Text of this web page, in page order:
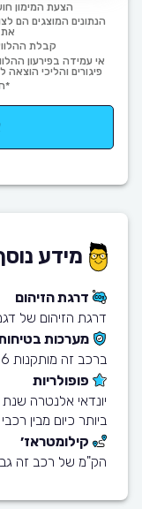
הצעת המימון
הנתונים המוצגים הם
את
קבלת
אי עמידה בפירעון
פיגורים והליכי הוצאה
מידע
דרגת הזיהום
דרגת הזיהום של דגם זה
מערכות
ברכב זה מותקנות 6 מערכות בטיחות מתקדמות
פופולריות
ביותר כיום מבין רכבי 2023 עם 8,433 יחידות על הכביש
קילומטראז׳
הק"מ של רכב זה